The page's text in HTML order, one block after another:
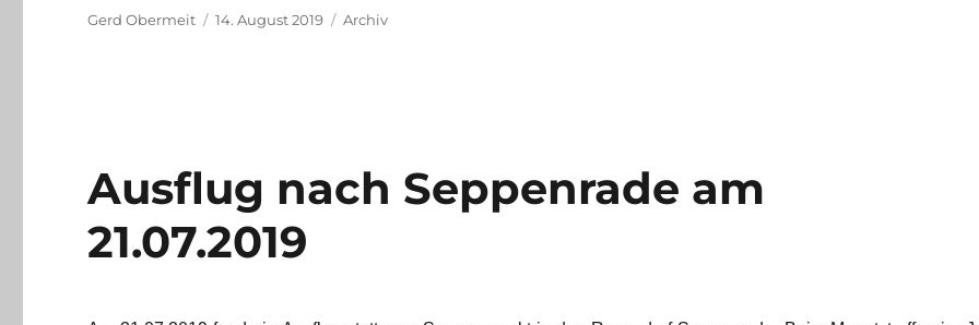
Autor
Gerd Obermeit
Veröffentlicht
14. August 2019 Kategorien
Archiv
Ausflug nach Seppenrade am
21.07.2019